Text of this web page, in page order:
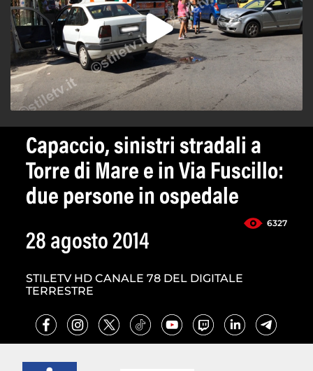
Capaccio, sinistri stradali a
Torre di Mare e in Via Fuscillo:
due persone in ospedale
6327
28 agosto 2014
STILETV HD CANALE 78 DEL DIGITALE
TERRESTRE